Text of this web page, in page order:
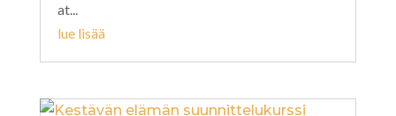
at...
lue lisää